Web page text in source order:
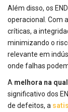
Além disso, os
operacional. Com
críticas, a
minimizando o
relevante em
onde falhas
A melhora na
significativo dos
de defeitos, a